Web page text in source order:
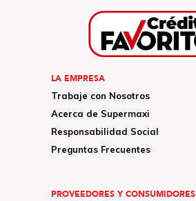
LA EMPRESA
Trabaje con Nosotros
Acerca de Supermaxi
Responsabilidad Social
Preguntas Frecuentes
PROVEEDORES Y CONSUMIDORES